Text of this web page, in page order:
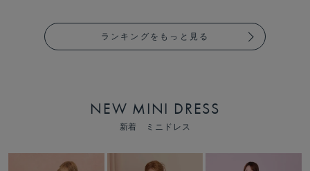
ランキングをもっと見る
NEW MINI DRESS
新着 ミニドレス